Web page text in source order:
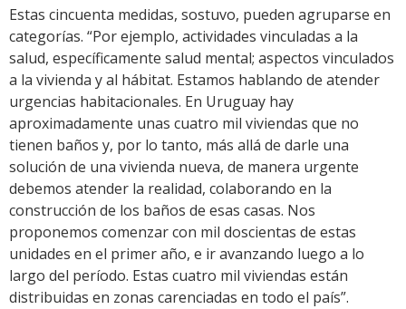
Estas cincuenta medidas, sostuvo, pueden agruparse en
categorías. “Por ejemplo, actividades vinculadas a la
salud, específicamente salud mental; aspectos vinculados
a la vivienda y al hábitat. Estamos hablando de atender
urgencias habitacionales. En Uruguay hay
aproximadamente unas cuatro mil viviendas que no
tienen baños y, por lo tanto, más allá de darle una
solución de una vivienda nueva, de manera urgente
debemos atender la realidad, colaborando en la
construcción de los baños de esas casas. Nos
proponemos comenzar con mil doscientas de estas
unidades en el primer año, e ir avanzando luego a lo
largo del período. Estas cuatro mil viviendas están
distribuidas en zonas carenciadas en todo el país”.